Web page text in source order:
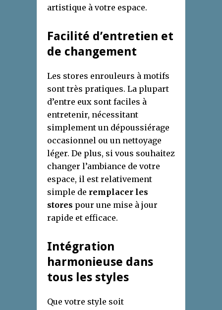
artistique à votre espace.
Facilité d’entretien et
de changement
Les stores enrouleurs à motifs
sont très pratiques. La plupart
d’entre eux sont faciles à
entretenir, nécessitant
simplement un dépoussiérage
occasionnel ou un nettoyage
léger. De plus, si vous souhaitez
changer l’ambiance de votre
espace, il est relativement
simple de remplacer les
stores pour une mise à jour
rapide et efficace.
Intégration
harmonieuse dans
tous les styles
Que votre style soit